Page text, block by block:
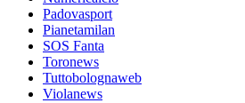
Padovasport
Pianetamilan
SOS Fanta
Toronews
Tuttobolognaweb
Violanews